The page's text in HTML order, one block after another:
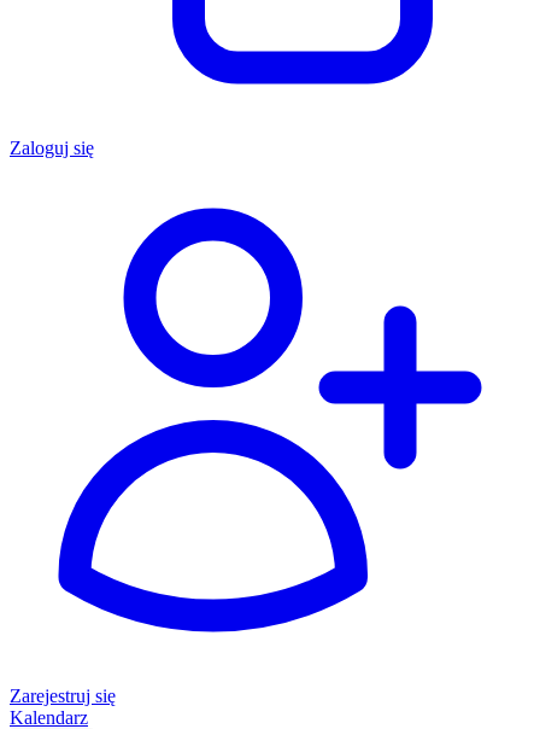
Zaloguj się
Zarejestruj się
Kalendarz